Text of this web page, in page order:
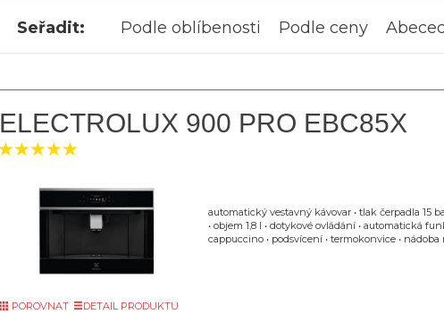
Seřadit: Podle oblíbenosti Podle ceny
ELECTROLUX 900 PRO EBC85X
automatický vestavný kávovar • tlak čerpadla 15
• objem 1,8 l • dotykové ovládání • automatická
cappuccino • podsvícení • termokonvice • nádoba
POROVNAT DETAIL PRODUKTU